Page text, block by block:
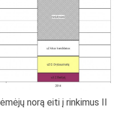
norą eiti į rinkimus II